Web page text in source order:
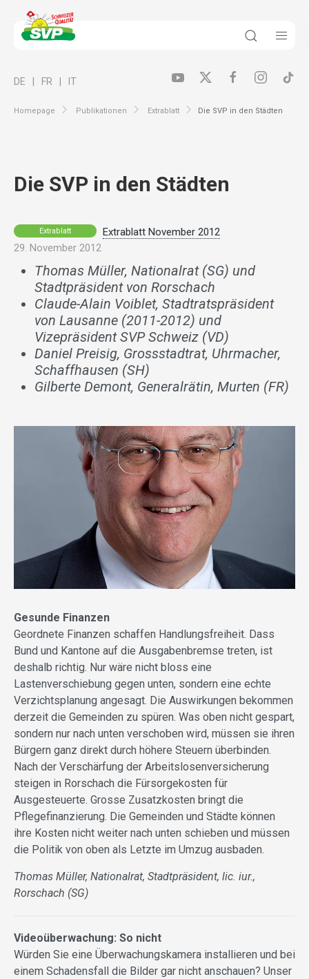
Homepage Publikationen Extrablatt Die SVP in den Städten
DE FR IT
Die SVP in den Städten
Extrablatt
Extrablatt November 2012
29. November 2012
Thomas Müller, Nationalrat (SG) und
Stadtpräsident von Rorschach
Claude-Alain Voiblet, Stadtratspräsident
von Lausanne (2011-2012) und
Vizepräsident SVP Schweiz (VD)
Daniel Preisig, Grossstadtrat, Uhrmacher,
Schaffhausen (SH)
Gilberte Demont, Generalrätin, Murten (FR)
Gesunde Finanzen
Geordnete Finanzen schaffen Handlungsfreiheit. Dass
Bund und Kantone auf die Ausgabenbremse treten, ist
deshalb richtig. Nur wäre nicht bloss eine
Lastenverschiebung gegen unten, sondern eine echte
Verzichtsplanung angesagt. Die Auswirkungen bekommen
derzeit die Gemeinden zu spüren. Was oben nicht gespart,
sondern nur nach unten verschoben wird, müssen sie ihren
Bürgern ganz direkt durch höhere Steuern überbinden.
Nach der Verschärfung der Arbeitslosenversicherung
steigen in Rorschach die Fürsorgekosten für
Ausgesteuerte. Grosse Zusatzkosten bringt die
Pflegefinanzierung. Die Gemeinden und Städte können
ihre Kosten nicht weiter nach unten schieben und müssen
die Politik von oben als Letzte im Umzug ausbaden.
Thomas Müller, Nationalrat, Stadtpräsident, lic. iur.,
Rorschach (SG)
Videoüberwachung: So nicht
Würden Sie eine Überwachungskamera installieren und bei
einem Schadensfall die Bilder gar nicht anschauen? Unser